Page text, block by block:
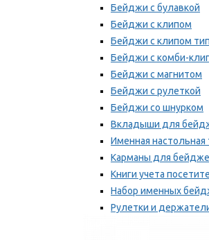
Бейджи с булавкой
Бейджи с клипом
Бейджи с клипом
Бейджи с комби-
Бейджи с магнитом
Бейджи с рулеткой
Бейджи со шнурком
Вкладыши для
Именная настольная
Карманы для
Книги учета
Набор именных
Рулетки и